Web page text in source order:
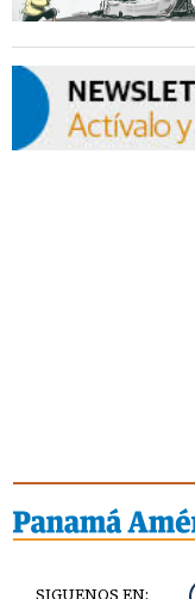
SIGUENOS EN: